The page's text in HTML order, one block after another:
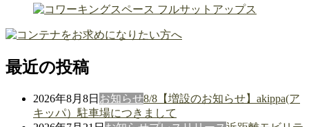
最近の投稿
2026年8月8日 お知らせ8/8【増設のお知らせ】akippa(ア
キッパ）駐車場につきまして